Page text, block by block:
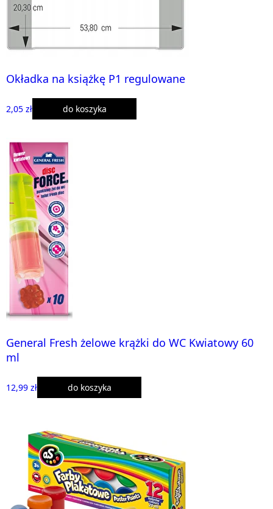
Okładka na książkę P1 regulowane
2,05 zł do koszyka
General Fresh żelowe krążki do WC Kwiatowy 60
ml
12,99 zł do koszyka